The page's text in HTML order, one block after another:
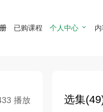
已购课程 个人中心 
播放 选集